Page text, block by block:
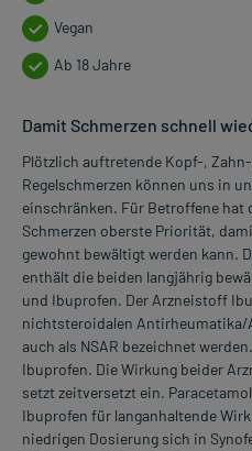
Vegan
Ab 18 Jahre
Damit Schmerzen schnell
Plötzlich auftretende Kopf-,
Regelschmerzen können uns in
einschränken. Für Betroffene
Schmerzen oberste Priorität,
gewohnt bewältigt werden kann.
enthält die beiden langjährig
und Ibuprofen. Der Arzneistoff
nichtsteroidalen
auch als NSAR bezeichnet
Ibuprofen. Die Wirkung beider
setzt zeitversetzt ein.
Ibuprofen für langanhaltende
niedrigen Dosierung sich in